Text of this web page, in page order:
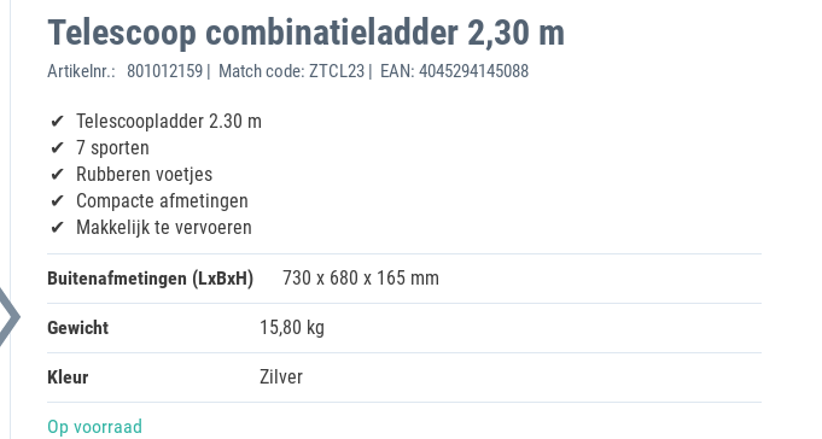
Telescoop combinatieladder 2,30 m
Artikelnr.: 801012159 | Match code: ZTCL23 | EAN: 4045294145088
Telescoopladder 2.30 m
7 sporten
Rubberen voetjes
Compacte afmetingen
Makkelijk te vervoeren
Buitenafmetingen (LxBxH) 730 x 680 x 165 mm
Gewicht 15,80 kg
Kleur Zilver
Op voorraad